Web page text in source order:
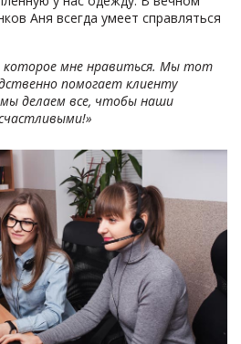
Аня всегда умеет справляться
которое мне нравиться. Мы тот
помогает клиенту
делаем все, чтобы наши